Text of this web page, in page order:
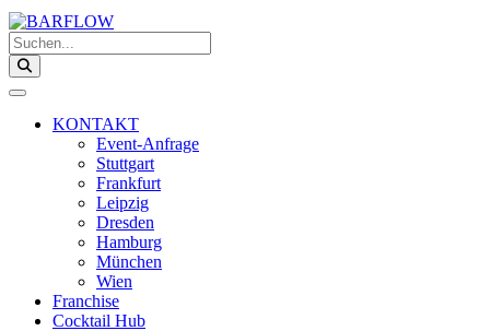
Suchen...
KONTAKT
Event-Anfrage
Stuttgart
Frankfurt
Leipzig
Dresden
Hamburg
München
Wien
Franchise
Cocktail Hub